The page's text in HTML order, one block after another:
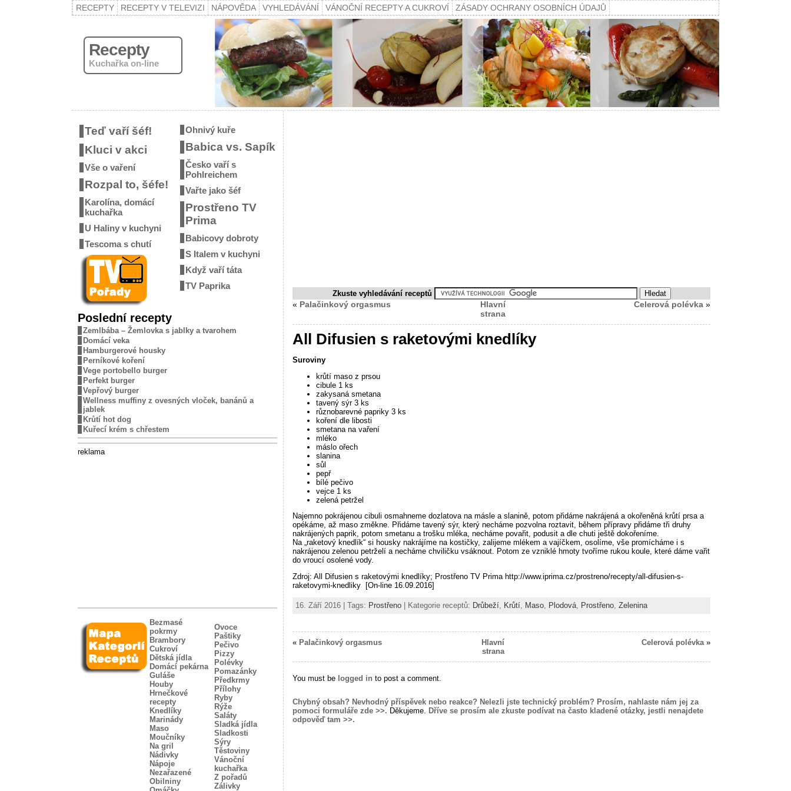
RECEPTY RECEPTY V TELEVIZI NÁPOVĚDA VYHLEDÁVÁNÍ VÁNOČNÍ RECEPTY A CUKROVÍ ZÁSADY OCHRANY OSOBNÍCH ÚDAJŮ
Recepty
Kuchařka on-line
Teď vaří šéf!
Kluci v akci
Vše o vaření
Rozpal to, šéfe!
Karolína, domácí
kuchařka
U Haliny v kuchyni
Tescoma s chutí
Ohnivý kuře
Babica vs. Sapík
Česko vaří s
Pohlreichem
Vařte jako šéf
Prostřeno TV
Prima
Babicovy dobroty
S Italem v kuchyni
Když vaří táta
TV Paprika
Poslední recepty
Zemlbába – Žemlovka s jablky a tvarohem
Domácí veka
Hamburgerové housky
Perníkové koření
Vege portobello burger
Perfekt burger
Vepřový burger
Wellness muffiny z ovesných vloček, banánů a
jablek
Krůtí hot dog
Kuřecí krém s chřestem
reklama
Bezmasé
pokrmy
Brambory
Cukroví
Dětská jídla
Domácí pekárna
Guláše
Houby
Hrnečkové
recepty
Knedlíky
Marinády
Maso
Moučníky
Na gril
Nádivky
Nápoje
Nezařazené
Obilniny
Ovoce
Paštiky
Pečivo
Pizzy
Polévky
Pomazánky
Předkrmy
Přílohy
Ryby
Rýže
Saláty
Sladká jídla
Sladkosti
Sýry
Těstoviny
Vánoční
kuchařka
Z pořadů
Zálivky
Zkuste vyhledávání receptů
« Palačinkový orgasmus
Hlavní
strana
Celerová polévka »
All Difusien s raketovými knedlíky
Suroviny
krůtí maso z prsou
cibule 1 ks
zakysaná smetana
tavený sýr 3 ks
různobarevné papriky 3 ks
koření dle libosti
smetana na vaření
mléko
máslo ořech
slanina
sůl
pepř
bílé pečivo
vejce 1 ks
zelená petržel
Najemno pokrájenou cibuli osmahneme dozlatova na másle a slanině, potom přidáme nakrájená a okořeněná krůtí prsa a
opékáme, až maso změkne. Přidáme tavený sýr, který necháme pozvolna roztavit, během přípravy přidáme tři druhy
nakrájených paprik, potom smetanu a trošku mléka, necháme povařit, podusit a dle chuti ještě dokořeníme.
Na „raketový knedlík“ si housky nakrájíme na kostičky, zalijeme mlékem a vajíčkem, osolíme, vše promícháme i s
nakrájenou zelenou petrželí a necháme chviličku vsáknout. Potom ze vzniklé hmoty tvoříme rukou koule, které dáme vařit
do vroucí osolené vody.
Zdroj: All Difusien s raketovými knedlíky; Prostřeno TV Prima http://www.iprima.cz/prostreno/recepty/all-difusien-s-
raketovymi-knedliky [On-line 16.09.2016]
16. Září 2016 | Tags: Prostřeno | Kategorie receptů: Drůbeží Krůtí Maso Plodová Prostřeno Zelenina
« Palačinkový orgasmus
Hlavní
strana
Celerová polévka »
You must be logged in to post a comment.
Chybný obsah? Nevhodný příspěvek nebo reakce? Nelezli jste technický problém? Prosím, nahlaste nám jej za
pomoci formuláře zde >>. Děkujeme.
Dříve se prosím ale zkuste podívat na často kladené otázky, jestli nenajdete
odpověď tam >>.